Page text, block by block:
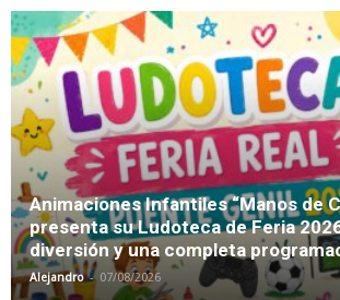
Animaciones Infantiles “Manos de
presenta su Ludoteca de Feria
diversión y una completa
Alejandro - 07/08/2026